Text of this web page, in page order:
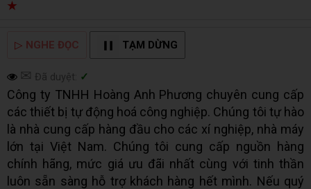
★
▷ NGHE ĐỌC TẠM DỪNG
✉ Đã duyệt: ✓
Công ty TNHH Hoàng Anh Phương chuyên cung cấp
các thiết bị tự động hoá công nghiệp. Chúng tôi tự hào
là nhà cung cấp hàng đầu cho các xí nghiệp, nhà máy
lớn tại Việt Nam. Chúng tôi cung cấp nguồn hàng
chính hãng, mức giá ưu đãi nhất cùng với tinh thần
luôn sẵn sàng hỗ trợ khách hàng hết mình. Nếu quý